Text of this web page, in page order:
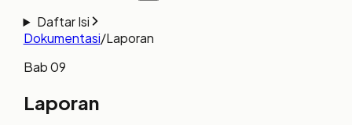
Daftar Isi
Dokumentasi/Laporan
Bab09
Laporan